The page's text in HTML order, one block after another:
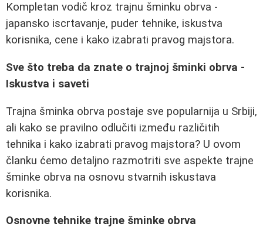
Kompletan vodič kroz trajnu šminku obrva -
japansko iscrtavanje, puder tehnike, iskustva
korisnika, cene i kako izabrati pravog majstora.
Sve što treba da znate o trajnoj šminki obrva -
Iskustva i saveti
Trajna šminka obrva postaje sve popularnija u Srbiji,
ali kako se pravilno odlučiti između različitih
tehnika i kako izabrati pravog majstora? U ovom
članku ćemo detaljno razmotriti sve aspekte trajne
šminke obrva na osnovu stvarnih iskustava
korisnika.
Osnovne tehnike trajne šminke obrva